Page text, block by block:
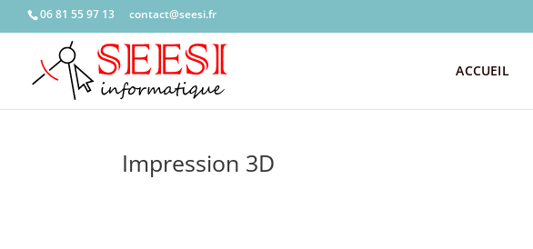
06 81 55 97 13 rf.is
ees@t
catno
c
ACCUEIL
Impression 3D